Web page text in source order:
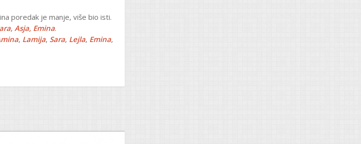
poredak je manje, više bio isti.
, Asja, Emina.
, Lamija, Sara, Lejla, Emina,